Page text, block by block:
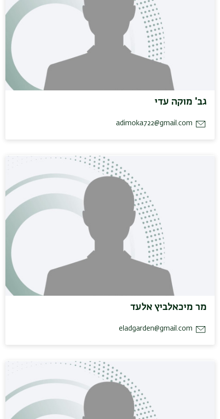
גב' מוקה עדי
adimoka722@gmail.com
מר מיכאלביץ אלעד
eladgarden@gmail.com